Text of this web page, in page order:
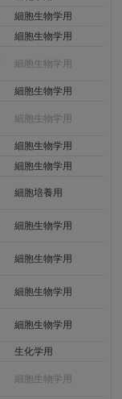
細胞生物学用
細胞生物学用
細胞生物学用
細胞生物学用
細胞生物学用
細胞生物学用
細胞生物学用
細胞培養用
細胞生物学用
細胞生物学用
細胞生物学用
細胞生物学用
生化学用
細胞生物学用